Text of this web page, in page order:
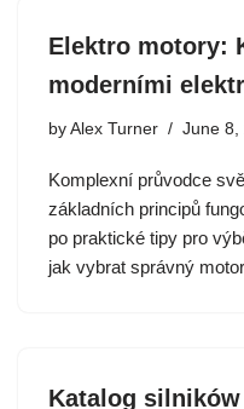
Elektro motory:
moderními
by Alex Turner June 8,
Komplexní průvodce
základních principů
po praktické tipy pro
jak vybrat správný
Katalog